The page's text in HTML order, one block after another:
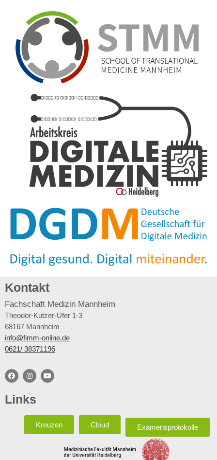
Kontakt
Fachschaft Medizin Mannheim
Theodor-Kutzer-Ufer 1-3
68167 Mannheim
info@fimm-online.de
0621/ 38371196
Links
Kreuzen Cloud Examensprotokolle